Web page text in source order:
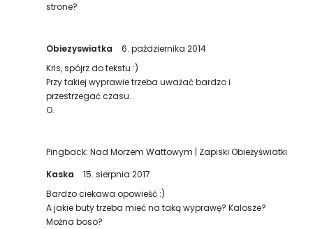
strone?
Obiezyswiatka
6. października 2014
Kris, spójrz do tekstu :)
Przy takiej wyprawie trzeba uważać bardzo i
przestrzegać czasu.
O.
Pingback:Nad Morzem Wattowym | Zapiski Obieżyświatki
Kaska
15. sierpnia 2017
Bardzo ciekawa opowieść :)
A jakie buty trzeba mieć na taką wyprawę? Kalosze?
Można boso?